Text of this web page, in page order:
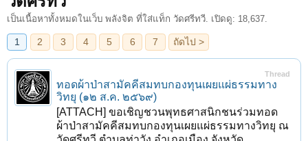
เป็นเนื้อหาทั้งหมดในเว็บ พลังจิต ที่ใส่แท็ก วัดศรีทวี. เปิดดู: 18,637.
Thread
ทอดผ้าป่าสามัคคีสมทบกองทุนเผยแผ่ธรรมทาง
วิทยุ (๑๒ ส.ค. ๒๕๖๙)
[ATTACH] ขอเชิญชวนพุทธศาสนิกชนร่วมทอด
ผ้าป่าสามัคคีสมทบกองทุนเผยแผ่ธรรมทางวิทยุ ณ